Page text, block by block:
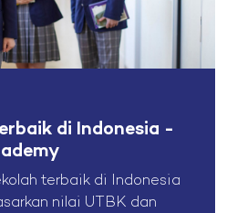
di Indonesia -
terbaik di Indonesia
nilai UTBK dan